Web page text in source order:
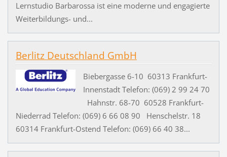
Lernstudio Barbarossa ist eine moderne und engagierte
Weiterbildungs- und...
Berlitz Deutschland GmbH
Biebergasse 6-10 60313 Frankfurt-
Innenstadt Telefon: (069) 2 99 24 70
Hahnstr. 68-70 60528 Frankfurt-
Niederrad Telefon: (069) 6 66 08 90 Henschelstr. 18
60314 Frankfurt-Ostend Telefon: (069) 66 40 38...